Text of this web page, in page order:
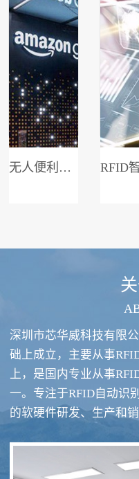
无人便利店系统
RFID酒类防伪系统方案
深圳市芯华威科技有限
础上成立，主要从事
上，是国内专业从事
一。专注于RFID自动识
的软硬件研发、生产和